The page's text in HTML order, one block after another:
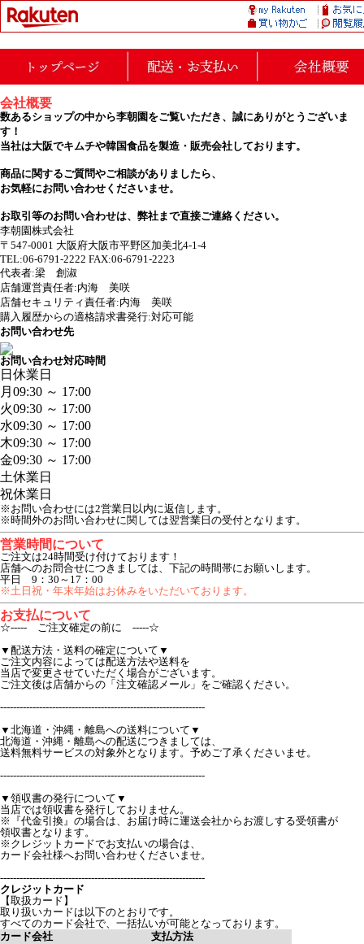
会社概要
数あるショップの中から李朝園をご覧いただき、誠にありがとうございま
す！
当社は大阪でキムチや韓国食品を製造・販売会社しております。
商品に関するご質問やご相談がありましたら、
お気軽にお問い合わせくださいませ。
お取引等のお問い合わせは、弊社まで直接ご連絡ください。
李朝園株式会社
〒547-0001 大阪府大阪市平野区加美北4-1-4
TEL:06-6791-2222 FAX:06-6791-2223
代表者:梁 創淑
店舗運営責任者:内海 美咲
店舗セキュリティ責任者:内海 美咲
購入履歴からの適格請求書発行:対応可能
お問い合わせ先
お問い合わせ対応時間
日 休業日
月 09:30 ～ 17:00
火09:30 ～ 17:00
水09:30 ～ 17:00
木09:30 ～ 17:00
金09:30 ～ 17:00
土休業日
祝休業日
※お問い合わせには2営業日以内に返信します。
※時間外のお問い合わせに関しては翌営業日の受付となります。
営業時間について
ご注文は24時間受け付けております！
店舗へのお問合せにつきましては、下記の時間帯にお願いします。
平日 9：30～17：00
※土日祝・年末年始はお休みをいただいております。
お支払について
☆----- ご注文確定の前に -----☆
▼配送方法・送料の確定について▼
ご注文内容によっては配送方法や送料を
当店で変更させていただく場合がございます。
ご注文後は店舗からの「注文確認メール」をご確認ください。
---------------------------------------------------------------
▼北海道・沖縄・離島への送料について▼
北海道・沖縄・離島への配送につきましては、
送料無料サービスの対象外となります。予めご了承くださいませ。
---------------------------------------------------------------
▼領収書の発行について▼
当店では領収書を発行しておりません。
※『代金引換』の場合は、お届け時に運送会社からお渡しする受領書が
領収書となります。
※クレジットカードでお支払いの場合は、
カード会社様へお問い合わせくださいませ。
---------------------------------------------------------------
クレジットカード
【取扱カード】
取り扱いカードは以下のとおりです。
すべてのカード会社で、一括払いが可能となっております。
カード会社
支払方法